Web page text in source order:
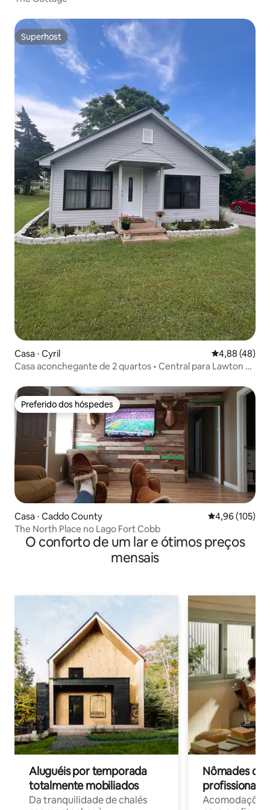
Superhost
Superhost
Casa ⋅ Cyril 4,88 de uma
4,88 (48)
Casa aconchegante de 2 quartos • Central para Lawton &
Preferido dos hóspedes
Preferido dos hóspedes
Casa ⋅ Caddo County 4,96 de uma
4,96 (105)
The North Place no Lago Fort Cobb
O conforto de um lar e ótimos preços
mensais
Aluguéis por temporada
totalmente mobiliados
Da tranquilidade de chalés
Nômades
profissionais